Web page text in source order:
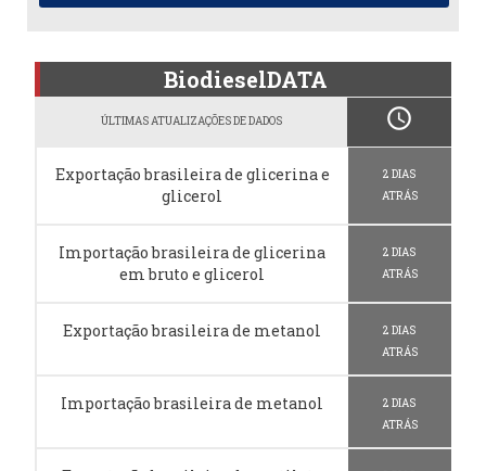
BiodieselDATA
ÚLTIMAS ATUALIZAÇÕES DE DADOS schedule
Exportação brasileira de glicerina e
glicerol
2 DIAS
ATRÁS
Importação brasileira de glicerina
em bruto e glicerol
2 DIAS
ATRÁS
Exportação brasileira de metanol
2 DIAS
ATRÁS
Importação brasileira de metanol
2 DIAS
ATRÁS